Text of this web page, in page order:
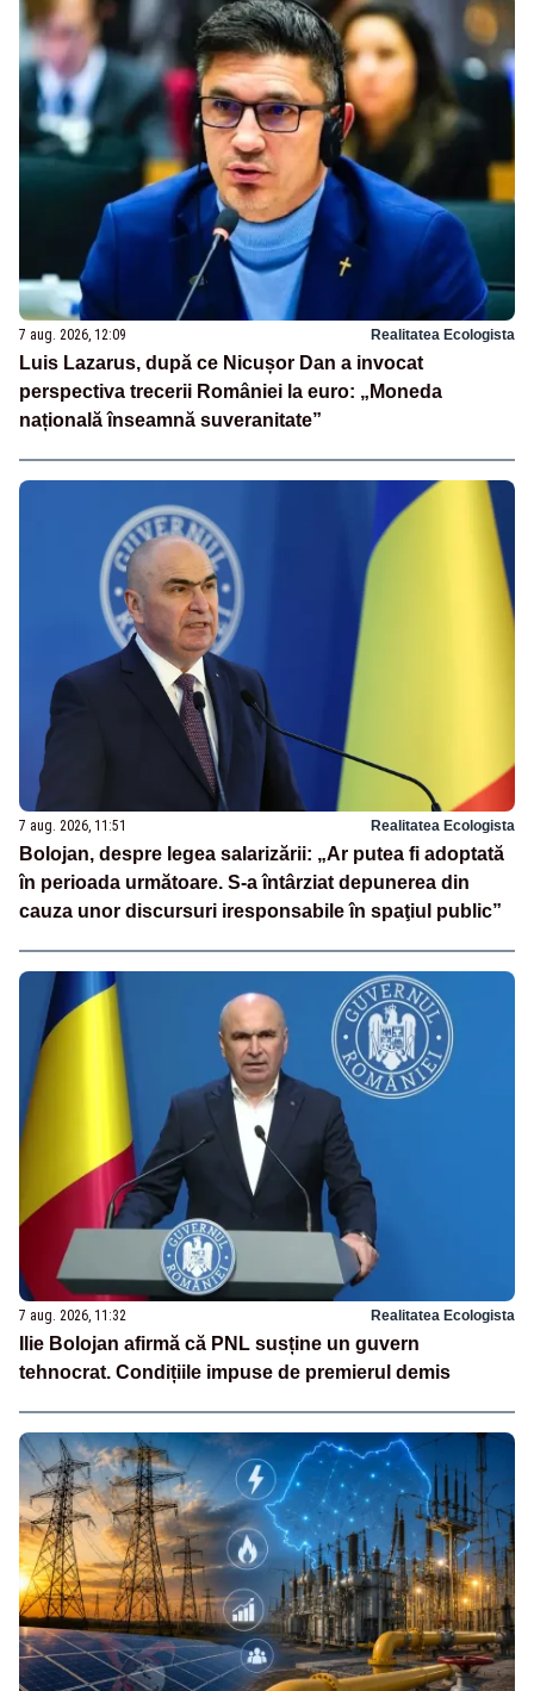
7 aug. 2026, 12:09 Realitatea Ecologista
Luis Lazarus, după ce Nicușor Dan a invocat
perspectiva trecerii României la euro: „Moneda
națională înseamnă suveranitate”
7 aug. 2026, 11:51 Realitatea Ecologista
Bolojan, despre legea salarizării: „Ar putea fi adoptată
în perioada următoare. S-a întârziat depunerea din
cauza unor discursuri iresponsabile în spaţiul public”
7 aug. 2026, 11:32 Realitatea Ecologista
Ilie Bolojan afirmă că PNL susține un guvern
tehnocrat. Condițiile impuse de premierul demis